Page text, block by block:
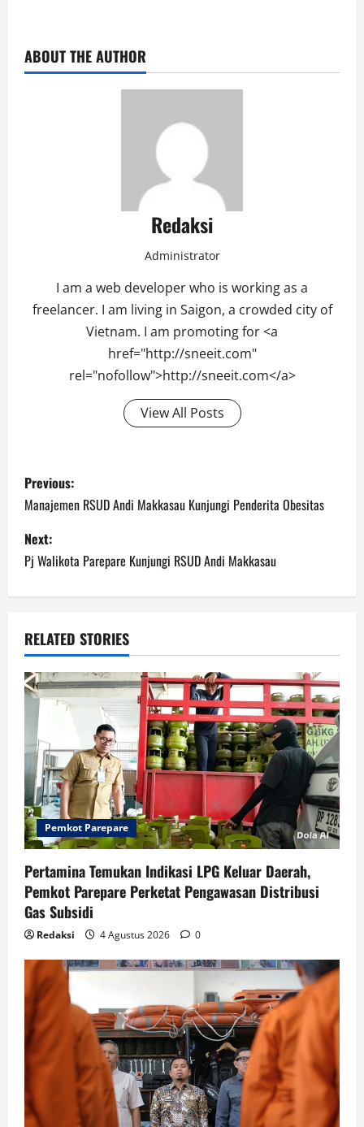
ABOUT THE AUTHOR
Redaksi
Administrator
I am a web developer who is working as a
freelancer. I am living in Saigon, a crowded city of
Vietnam. I am promoting for <a
href="http://sneeit.com"
rel="nofollow">http://sneeit.com</a>
View All Posts
Post
navigation
Previous:
Manajemen RSUD Andi Makkasau Kunjungi Penderita Obesitas
Next:
Pj Walikota Parepare Kunjungi RSUD Andi Makkasau
RELATED STORIES
Pemkot Parepare
Pertamina Temukan Indikasi LPG Keluar Daerah,
Pemkot Parepare Perketat Pengawasan Distribusi
Gas Subsidi
Redaksi 4 Agustus 2026 0